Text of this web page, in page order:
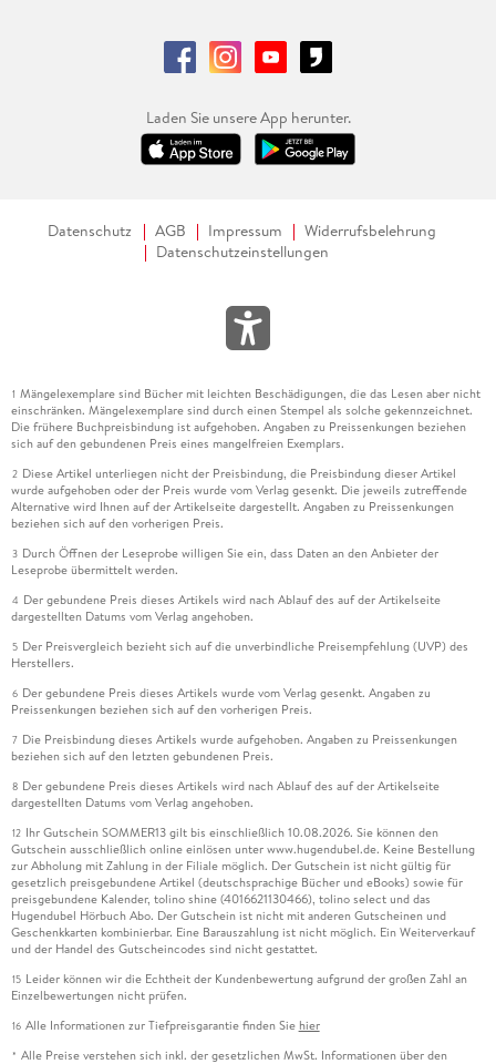
Laden Sie unsere App herunter.
Datenschutz AGB Impressum
Widerrufsbelehrung
Datenschutzeinstellungen
1 Mängelexemplare sind Bücher mit leichten Beschädigungen, die das Lesen aber nicht
einschränken. Mängelexemplare sind durch einen Stempel als solche gekennzeichnet.
Die frühere Buchpreisbindung ist aufgehoben. Angaben zu Preissenkungen beziehen
sich auf den gebundenen Preis eines mangelfreien Exemplars.
2 Diese Artikel unterliegen nicht der Preisbindung, die Preisbindung dieser Artikel
wurde aufgehoben oder der Preis wurde vom Verlag gesenkt. Die jeweils zutreffende
Alternative wird Ihnen auf der Artikelseite dargestellt. Angaben zu Preissenkungen
beziehen sich auf den vorherigen Preis.
3 Durch Öffnen der Leseprobe willigen Sie ein, dass Daten an den Anbieter der
Leseprobe übermittelt werden.
4 Der gebundene Preis dieses Artikels wird nach Ablauf des auf der Artikelseite
dargestellten Datums vom Verlag angehoben.
5 Der Preisvergleich bezieht sich auf die unverbindliche Preisempfehlung (UVP) des
Herstellers.
6 Der gebundene Preis dieses Artikels wurde vom Verlag gesenkt. Angaben zu
Preissenkungen beziehen sich auf den vorherigen Preis.
7 Die Preisbindung dieses Artikels wurde aufgehoben. Angaben zu Preissenkungen
beziehen sich auf den letzten gebundenen Preis.
8 Der gebundene Preis dieses Artikels wird nach Ablauf des auf der Artikelseite
dargestellten Datums vom Verlag angehoben.
12 Ihr Gutschein SOMMER13 gilt bis einschließlich 10.08.2026. Sie können den
Gutschein ausschließlich online einlösen unter www.hugendubel.de. Keine Bestellung
zur Abholung mit Zahlung in der Filiale möglich. Der Gutschein ist nicht gültig für
gesetzlich preisgebundene Artikel (deutschsprachige Bücher und eBooks) sowie für
preisgebundene Kalender, tolino shine (4016621130466), tolino select und das
Hugendubel Hörbuch Abo. Der Gutschein ist nicht mit anderen Gutscheinen und
Geschenkkarten kombinierbar. Eine Barauszahlung ist nicht möglich. Ein Weiterverkauf
und der Handel des Gutscheincodes sind nicht gestattet.
15 Leider können wir die Echtheit der Kundenbewertung aufgrund der großen Zahl an
Einzelbewertungen nicht prüfen.
16 Alle Informationen zur Tiefpreisgarantie finden Sie hier
* Alle Preise verstehen sich inkl. der gesetzlichen MwSt. Informationen über den